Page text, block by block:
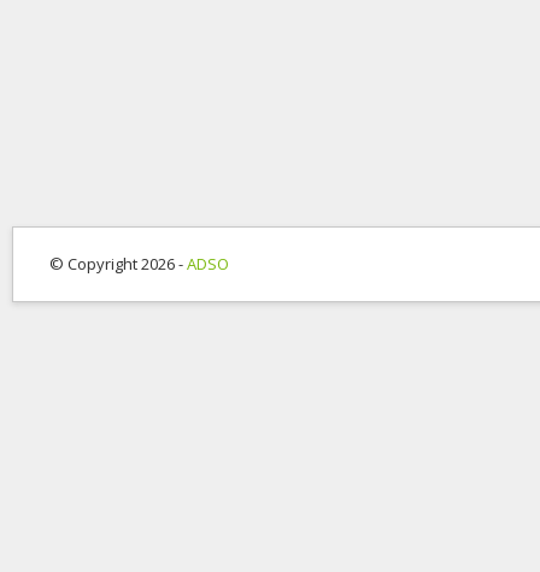
© Copyright 2026 -ADSO